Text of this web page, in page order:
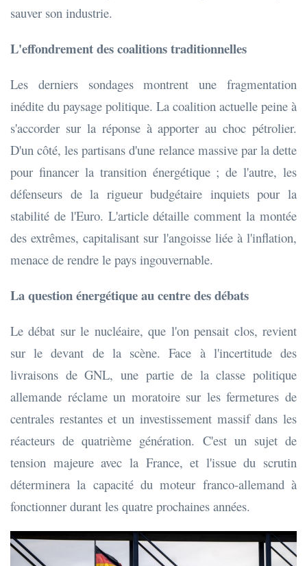
sauver son industrie.
L'effondrement des coalitions traditionnelles
Les derniers sondages montrent une fragmentation
inédite du paysage politique. La coalition actuelle peine à
s'accorder sur la réponse à apporter au choc pétrolier.
D'un côté, les partisans d'une relance massive par la dette
pour financer la transition énergétique ; de l'autre, les
défenseurs de la rigueur budgétaire inquiets pour la
stabilité de l'Euro. L'article détaille comment la montée
des extrêmes, capitalisant sur l'angoisse liée à l'inflation,
menace de rendre le pays ingouvernable.
La question énergétique au centre des débats
Le débat sur le nucléaire, que l'on pensait clos, revient
sur le devant de la scène. Face à l'incertitude des
livraisons de GNL, une partie de la classe politique
allemande réclame un moratoire sur les fermetures de
centrales restantes et un investissement massif dans les
réacteurs de quatrième génération. C'est un sujet de
tension majeure avec la France, et l'issue du scrutin
déterminera la capacité du moteur franco-allemand à
fonctionner durant les quatre prochaines années.